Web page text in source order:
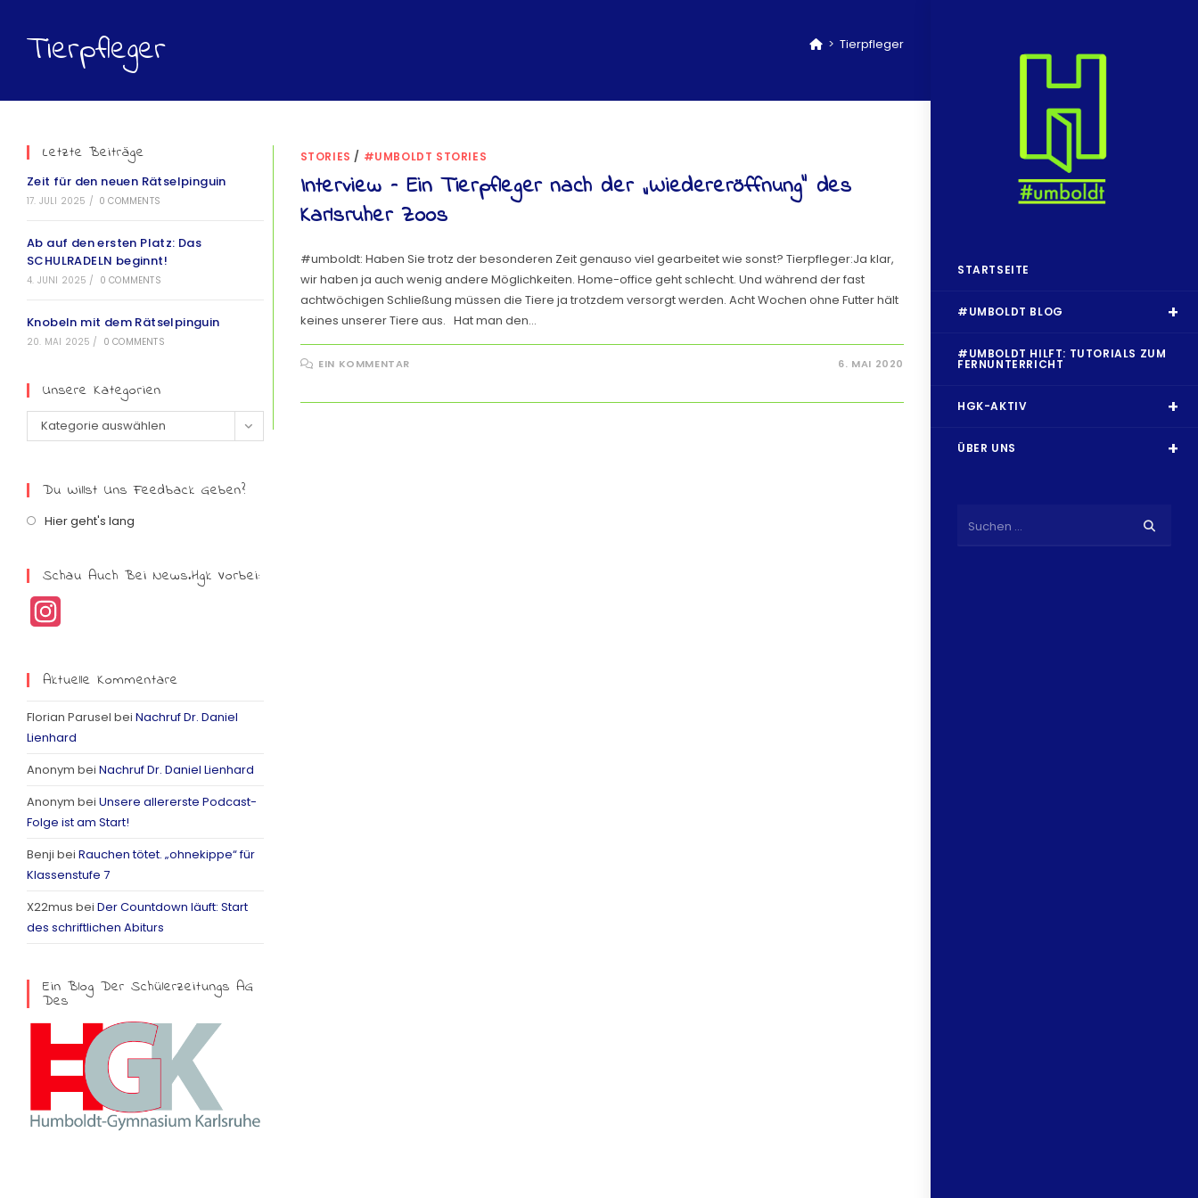
STARTSEITE
#UMBOLDT BLOG
#UMBOLDT HILFT: TUTORIALS ZUM
FERNUNTERRICHT
HGK-AKTIV
ÜBER UNS
Suchen …
Tierpfleger > Tierpfleger
STORIES / #UMBOLDT STORIES
Interview – Ein Tierpfleger nach der „Wiedereröffnung“ des
Karlsruher Zoos
#umboldt: Haben Sie trotz der besonderen Zeit genauso viel gearbeitet wie sonst? Tierpfleger:Ja klar,
wir haben ja auch wenig andere Möglichkeiten. Home-office geht schlecht. Und während der fast
achtwöchigen Schließung müssen die Tiere ja trotzdem versorgt werden. Acht Wochen ohne Futter hält
keines unserer Tiere aus. Hat man den…
EIN KOMMENTAR 6. MAI 2020
Letzte Beiträge
Zeit für den neuen Rätselpinguin
17. JULI 2025 / 0 COMMENTS
Ab auf den ersten Platz: Das
SCHULRADELN beginnt!
4. JUNI 2025 / 0 COMMENTS
Knobeln mit dem Rätselpinguin
20. MAI 2025 / 0 COMMENTS
Unsere Kategorien
Kategorie auswählen
Du Willst Uns Feedback Geben?
Hier geht's lang
Schau Auch Bei News.hgk Vorbei:
a
g
a
m
Aktuelle Kommentare
Florian Parusel bei Nachruf Dr. Daniel
Lienhard
Anonym bei Nachruf Dr. Daniel Lienhard
Anonym bei Unsere allererste Podcast-
Folge ist am Start!
Benji bei Rauchen tötet. „ohnekippe“ für
Klassenstufe 7
X22mus bei Der Countdown läuft: Start
des schriftlichen Abiturs
Ein Blog Der Schülerzeitungs AG
Des